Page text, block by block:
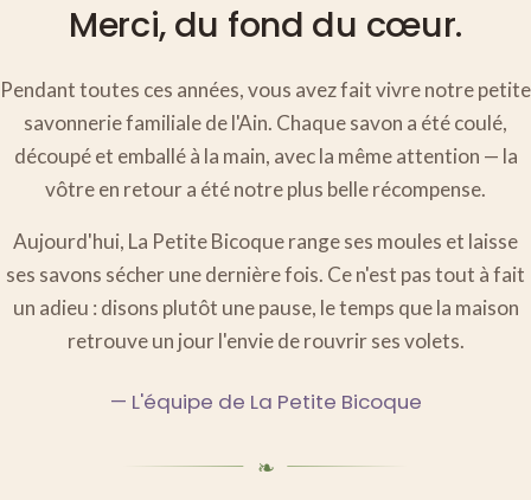
Merci, du fond du cœur.
Pendant toutes ces années, vous avez fait vivre notre petite
savonnerie familiale de l'Ain. Chaque savon a été coulé,
découpé et emballé à la main, avec la même attention — la
vôtre en retour a été notre plus belle récompense.
Aujourd'hui, La Petite Bicoque range ses moules et laisse
ses savons sécher une dernière fois. Ce n'est pas tout à fait
un adieu : disons plutôt une pause, le temps que la maison
retrouve un jour l'envie de rouvrir ses volets.
— L'équipe de La Petite Bicoque